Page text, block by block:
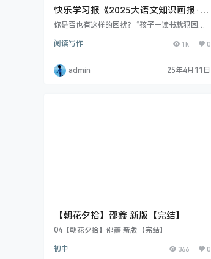
快乐学习报《2025大语文知识画报·1-
6年级下》 1-19期
你是否也有这样的困扰？ “孩子一读书就犯困，
门的读物，根本分不清哪些适合孩子？”“语文成
也在为这些问题焦虑，那么今天推荐的这个《大
语文知识画报》，就是为你量身定制的解决方
阅读写作 1k 0
admin 25年4月11日
【朝花夕拾】邵鑫 新版【完结】
04【朝花夕拾】邵鑫 新版【完结】
初中 366 0